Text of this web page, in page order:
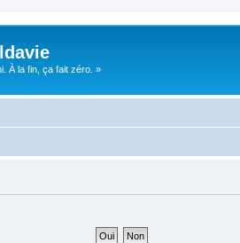
À la fin, ça fait zéro. »